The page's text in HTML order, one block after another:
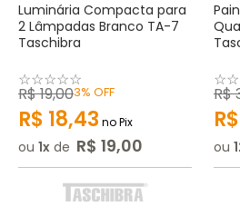
Luminária Compacta para
2 Lâmpadas Branco TA-7
Taschibra
☆☆☆☆☆
R$19,003% OFF
R$ 18,43 no Pix
ou 1 de R$ 19,00
☆☆
R$
R$
ou